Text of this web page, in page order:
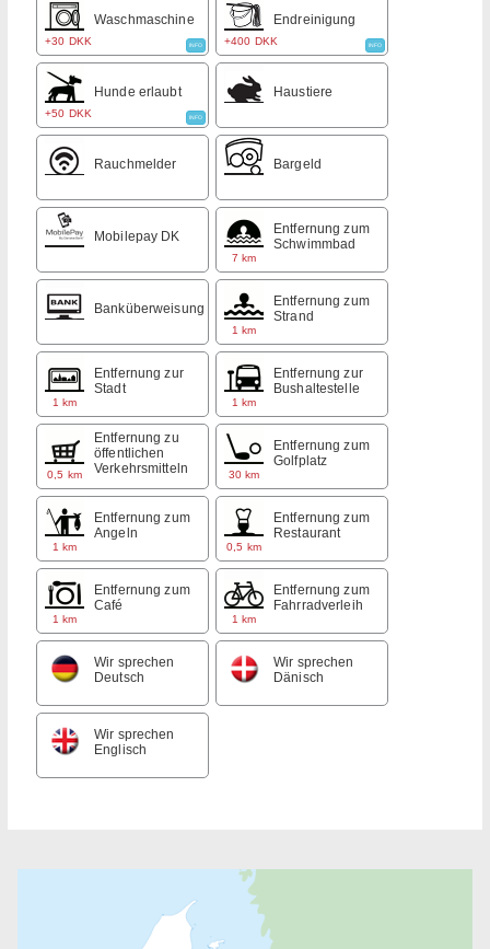
+30 DKK
Waschmaschine
INFO +400 DKK
Endreinigung
INFO
+50 DKK
Hunde erlaubt
INFO
Haustiere
Rauchmelder Bargeld
Mobilepay DK
7 km
Entfernung zum
Schwimmbad
Banküberweisung
1 km
Entfernung zum
Strand
1 km
Entfernung zur
Stadt
1 km
Entfernung zur
Bushaltestelle
0,5 km
Entfernung zu
öffentlichen
Verkehrsmitteln
30 km
Entfernung zum
Golfplatz
1 km
Entfernung zum
Angeln
0,5 km
Entfernung zum
Restaurant
1 km
Entfernung zum
Café
1 km
Entfernung zum
Fahrradverleih
Wir sprechen
Deutsch
Wir sprechen
Dänisch
Wir sprechen
Englisch